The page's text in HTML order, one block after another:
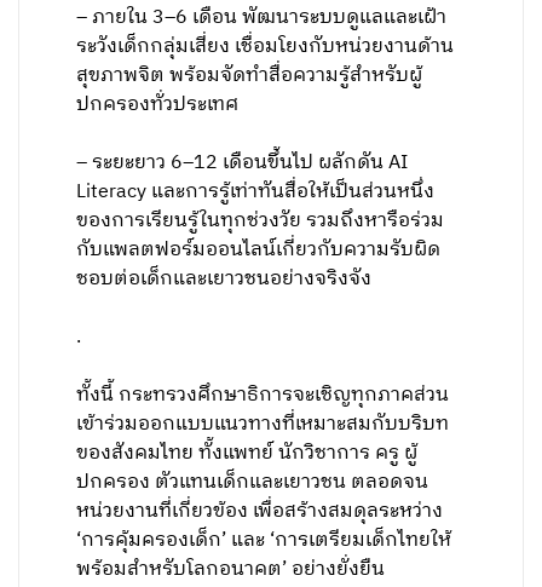
– ภายใน 3–6 เดือน พัฒนาระบบดูแลและเฝ้า
ระวังเด็กกลุ่มเสี่ยง เชื่อมโยงกับหน่วยงานด้าน
สุขภาพจิต พร้อมจัดทำสื่อความรู้สำหรับผู้
ปกครองทั่วประเทศ
– ระยะยาว 6–12 เดือนขึ้นไป ผลักดัน AI
Literacy และการรู้เท่าทันสื่อให้เป็นส่วนหนึ่ง
ของการเรียนรู้ในทุกช่วงวัย รวมถึงหารือร่วม
กับแพลตฟอร์มออนไลน์เกี่ยวกับความรับผิด
ชอบต่อเด็กและเยาวชนอย่างจริงจัง
.
ทั้งนี้ กระทรวงศึกษาธิการจะเชิญทุกภาคส่วน
เข้าร่วมออกแบบแนวทางที่เหมาะสมกับบริบท
ของสังคมไทย ทั้งแพทย์ นักวิชาการ ครู ผู้
ปกครอง ตัวแทนเด็กและเยาวชน ตลอดจน
หน่วยงานที่เกี่ยวข้อง เพื่อสร้างสมดุลระหว่าง
‘การคุ้มครองเด็ก’ และ ‘การเตรียมเด็กไทยให้
พร้อมสำหรับโลกอนาคต’ อย่างยั่งยืน